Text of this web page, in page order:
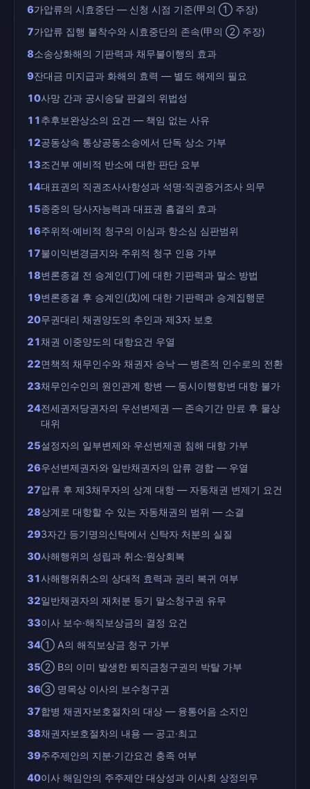
6가압류의 시효중단 — 신청 시점 기준(甲의 ① 주장)
7가압류 집행 불착수와 시효중단의 존속(甲의 ② 주장)
8소송상화해의 기판력과 채무불이행의 효과
9잔대금 미지급과 화해의 효력 — 별도 해제의 필요
10사망 간과 공시송달 판결의 위법성
11추후보완상소의 요건 — 책임 없는 사유
12공동상속 통상공동소송에서 단독 상소 가부
13조건부 예비적 반소에 대한 판단 요부
14대표권의 직권조사사항성과 석명·직권증거조사 의무
15종중의 당사자능력과 대표권 흠결의 효과
16주위적·예비적 청구의 이심과 항소심 심판범위
17불이익변경금지와 주위적 청구 인용 가부
18변론종결 전 승계인(丁)에 대한 기판력과 말소 방법
19변론종결 후 승계인(戊)에 대한 기판력과 승계집행문
20무권대리 채권양도의 추인과 제3자 보호
21채권 이중양도의 대항요건 우열
22면책적 채무인수와 채권자 승낙 — 병존적 인수로의 전환
23채무인수인의 원인관계 항변 — 동시이행항변 대항 불가
24전세권저당권자의 우선변제권 — 존속기간 만료 후 물상
대위
25설정자의 일부변제와 우선변제권 침해 대항 가부
26우선변제권자와 일반채권자의 압류 경합 — 우열
27압류 후 제3채무자의 상계 대항 — 자동채권 변제기 요건
28상계로 대항할 수 있는 자동채권의 범위 — 소결
293자간 등기명의신탁에서 신탁자 처분의 실질
30사해행위의 성립과 취소·원상회복
31사해행위취소의 상대적 효력과 권리 복귀 여부
32일반채권자의 재처분 등기 말소청구권 유무
33이사 보수·해직보상금의 결정 요건
34① A의 해직보상금 청구 가부
35② B의 이미 발생한 퇴직금청구권의 박탈 가부
36③ 명목상 이사의 보수청구권
37합병 채권자보호절차의 대상 — 융통어음 소지인
38채권자보호절차의 내용 — 공고·최고
39주주제안의 지분·기간요건 충족 여부
40이사 해임안의 주주제안 대상성과 이사회 상정의무